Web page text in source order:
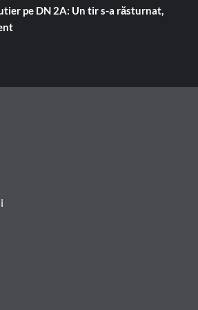
pe DN 2A: Un tir s-a răsturnat,